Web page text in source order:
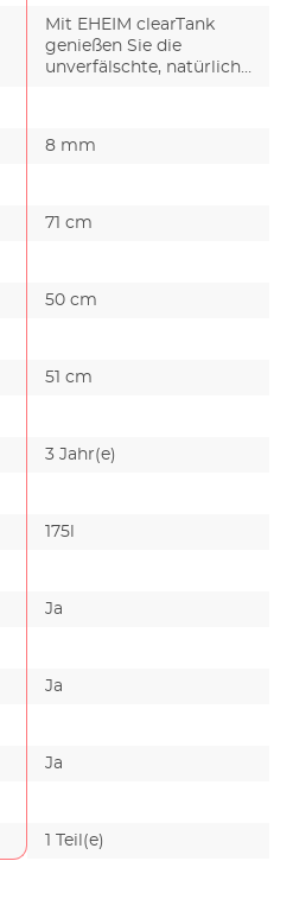
Mit EHEIM clearTank
genießen Sie die
unverfälschte, natürliche
8 mm
71 cm
50 cm
51 cm
3 Jahr(e)
175l
Ja
Ja
Ja
1 Teil(e)